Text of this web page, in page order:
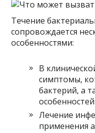
Течение
сопровождается
особенностями:
В
симптомы,
бактерий, а
Лечение
применения